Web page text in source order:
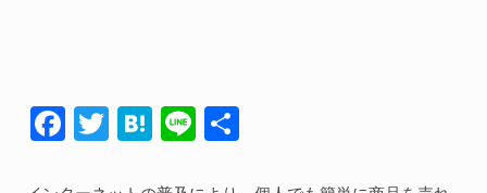
WordPress
F T H Li